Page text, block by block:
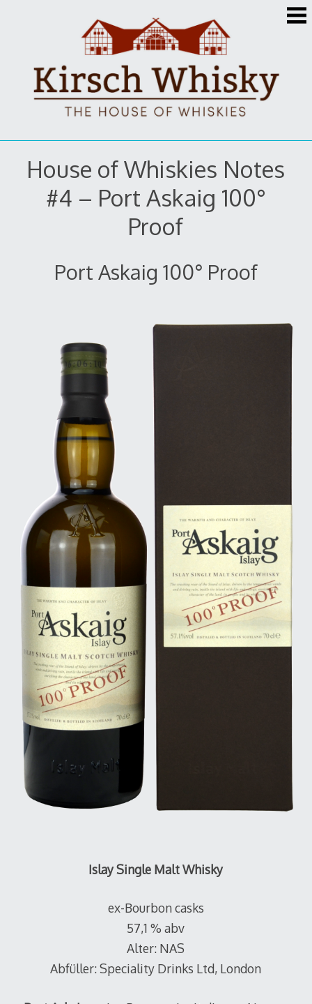
House of Whiskies Notes
#4 – Port Askaig 100°
Proof
Port Askaig 100° Proof
Islay Single Malt Whisky
ex-Bourbon casks
57,1 % abv
Alter: NAS
Abfüller: Speciality Drinks Ltd, London